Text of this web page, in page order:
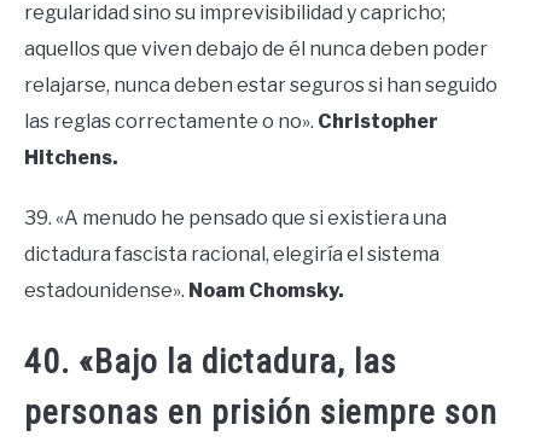
regularidad sino su imprevisibilidad y capricho;
aquellos que viven debajo de él nunca deben poder
relajarse, nunca deben estar seguros si han seguido
las reglas correctamente o no». Christopher
Hitchens.
39. «A menudo he pensado que si existiera una
dictadura fascista racional, elegiría el sistema
estadounidense». Noam Chomsky.
40. «Bajo la dictadura, las
personas en prisión siempre son